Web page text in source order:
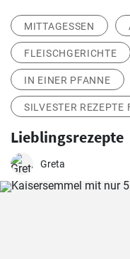
MITTAGESSEN
FLEISCHGERICHTE
IN EINER PFANNE
SILVESTER REZEPTE
Lieblingsrezepte
Greta